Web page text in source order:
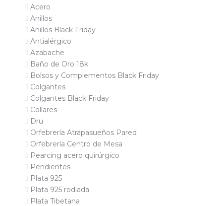
Acero
Anillos
Anillos Black Friday
Antialérgico
Azabache
Baño de Oro 18k
Bolsos y Complementos Black Friday
Colgantes
Colgantes Black Friday
Collares
Dru
Orfebrería Atrapasueños Pared
Orfebrería Centro de Mesa
Pearcing acero quirúrgico
Pendientes
Plata 925
Plata 925 rodiada
Plata Tibetana